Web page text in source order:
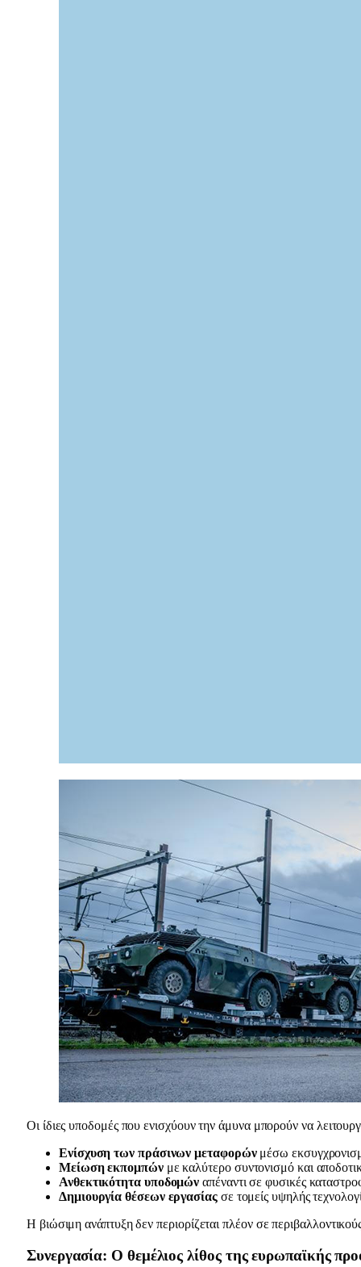
Οι ίδιες υποδομές που ενισχύουν την άμυνα μπορούν να
Ενίσχυση των πράσινων μεταφορώνμέσω
Μείωση εκπομπώνμε καλύτερο συντονισμό και
Ανθεκτικότητα υποδομών απέναντι σε φυσικές
Δημιουργία θέσεων εργασίαςσε τομείς υψηλής
Η βιώσιμη ανάπτυξη δεν περιορίζεται πλέον σε
Συνεργασία: Ο θεμέλιος λίθος της ευρωπαϊκής